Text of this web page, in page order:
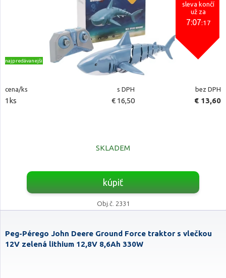
sleva končí
už za
7:07:16
najpredávanejšie
cena/ks s DPH bez DPH
1ks € 16,50 € 13,60
SKLADEM
kúpiť
Obj.č. 2331
Peg-Pérego John Deere Ground Force traktor s vlečkou
12V zelená lithium 12,8V 8,6Ah 330W